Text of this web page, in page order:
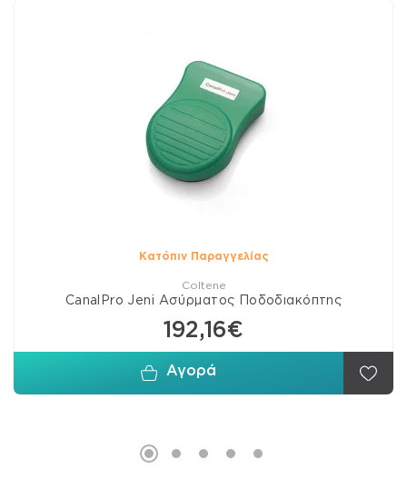
Κατόπιν Παραγγελίας
Coltene
CanalPro Jeni Ασύρματος Ποδοδιακόπτης
192,16€
Αγορά